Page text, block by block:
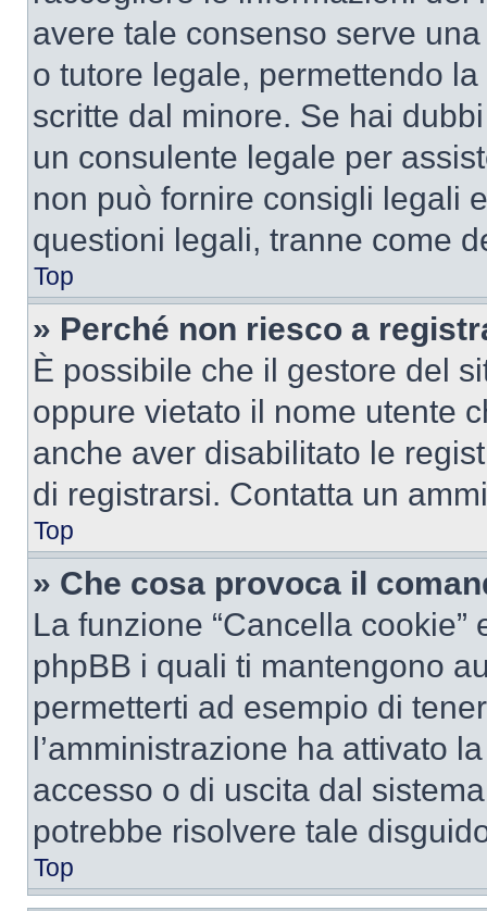
avere tale consenso serve
o tutore legale, permettendo
scritte dal minore. Se hai
un consulente legale per
non può fornire consigli legali
questioni legali, tranne come
Top
» Perché non riesco a
È possibile che il gestore del
oppure vietato il nome utente
anche aver disabilitato le
di registrarsi. Contatta un
Top
» Che cosa provoca il
La funzione “Cancella
phpBB i quali ti mantengono
permetterti ad esempio di
l’amministrazione ha attivato
accesso o di uscita dal
potrebbe risolvere tale
Top